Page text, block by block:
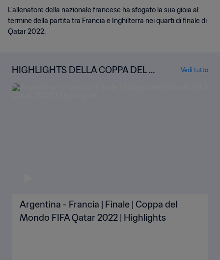
L'allenatore della nazionale francese ha sfogato la sua gioia al
termine della partita tra Francia e Inghilterra nei quarti di finale di
Qatar 2022.
HIGHLIGHTS DELLA COPPA DEL M
ONDO
Vedi tutto
Argentina - Francia | Finale | Coppa del
Mondo FIFA Qatar 2022 | Highlights